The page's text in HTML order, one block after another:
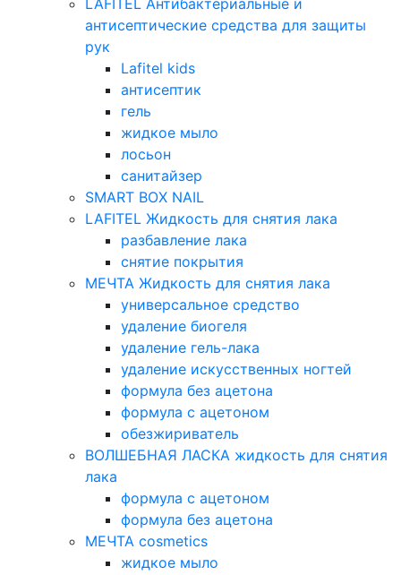
антисептические средства для защиты
рук
Lafitel kids
антисептик
гель
жидкое мыло
лосьон
санитайзер
SMART BOX NAIL
LAFITEL Жидкость для снятия лака
разбавление лака
снятие покрытия
МЕЧТА Жидкость для снятия лака
универсальное средство
удаление биогеля
удаление гель-лака
удаление искусственных ногтей
формула без ацетона
формула с ацетоном
обезжириватель
ВОЛШЕБНАЯ ЛАСКА жидкость для снятия
лака
формула с ацетоном
формула без ацетона
МЕЧТА cosmetics
жидкое мыло